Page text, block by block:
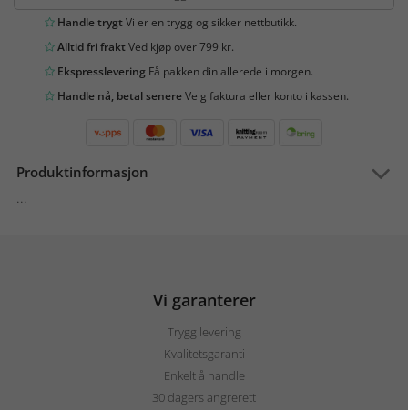
Handle trygtVi er en trygg og sikker nettbutikk.
Alltid fri fraktVed kjøp over 799 kr.
Ekspresslevering Få pakken din allerede i morgen.
Handle nå, betal senereVelg faktura eller konto i kassen.
Produktinformasjon
...
Vi garanterer
Trygg levering
Kvalitetsgaranti
Enkelt å handle
30 dagers angrerett